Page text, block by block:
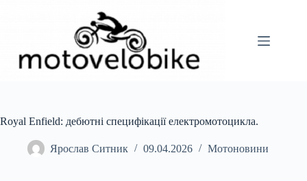
Royal Enfield: дебютні специфікації електромотоцикла.
Ярослав Ситник 09.04.2026 Мотоновини